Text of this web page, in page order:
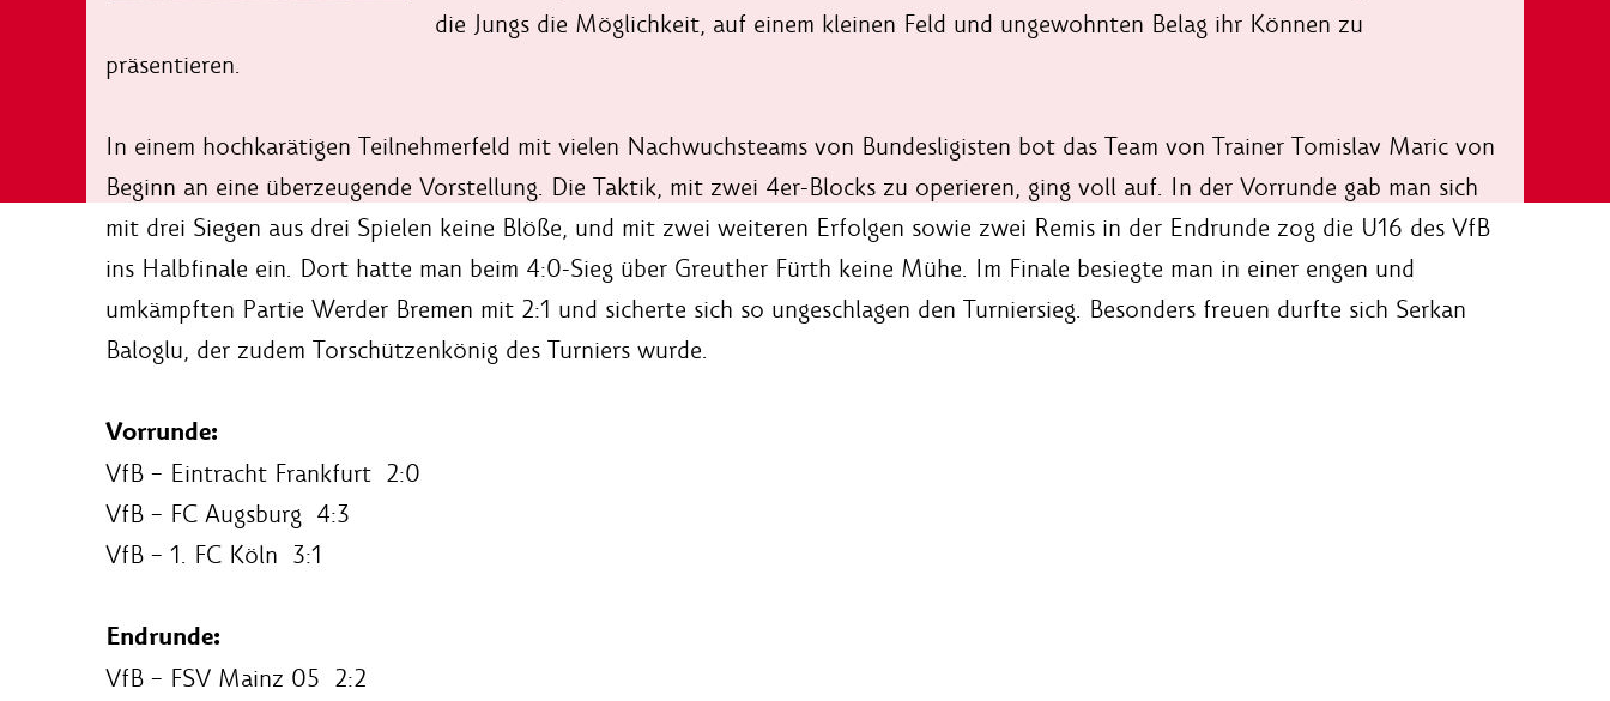
die Jungs die Möglichkeit, auf einem kleinen Feld und ungewohnten Belag ihr Können zu
präsentieren.
In einem hochkarätigen Teilnehmerfeld mit vielen Nachwuchsteams von Bundesligisten bot das Team von Trainer Tomislav Maric von
Beginn an eine überzeugende Vorstellung. Die Taktik, mit zwei 4er-Blocks zu operieren, ging voll auf. In der Vorrunde gab man sich
mit drei Siegen aus drei Spielen keine Blöße, und mit zwei weiteren Erfolgen sowie zwei Remis in der Endrunde zog die U16 des VfB
ins Halbfinale ein. Dort hatte man beim 4:0-Sieg über Greuther Fürth keine Mühe. Im Finale besiegte man in einer engen und
umkämpften Partie Werder Bremen mit 2:1 und sicherte sich so ungeschlagen den Turniersieg. Besonders freuen durfte sich Serkan
Baloglu, der zudem Torschützenkönig des Turniers wurde.
Vorrunde:
VfB – Eintracht Frankfurt 2:0
VfB – FC Augsburg 4:3
VfB – 1. FC Köln 3:1
Endrunde:
VfB – FSV Mainz 05 2:2